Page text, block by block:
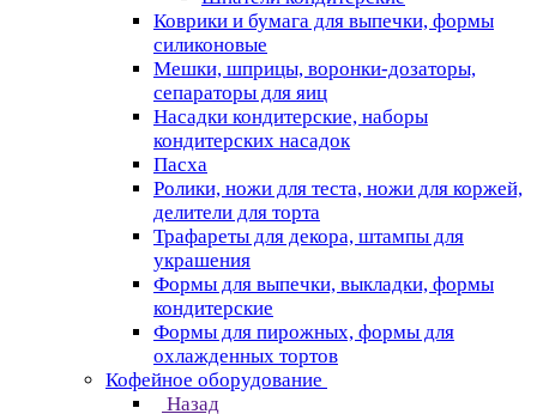
Коврики и бумага для выпечки, формы
силиконовые
Мешки, шприцы, воронки-дозаторы,
сепараторы для яиц
Насадки кондитерские, наборы
кондитерских насадок
Пасха
Ролики, ножи для теста, ножи для коржей,
делители для торта
Трафареты для декора, штампы для
украшения
Формы для выпечки, выкладки, формы
кондитерские
Формы для пирожных, формы для
охлажденных тортов
Кофейное оборудование
Назад